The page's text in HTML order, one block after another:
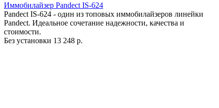
Иммобилайзер Pandect IS-624
Pandect IS-624 - один из топовых иммобилайзеров линейки
Pandect. Идеальное сочетание надежности, качества и
стоимости.
Без установки 13 248 р.